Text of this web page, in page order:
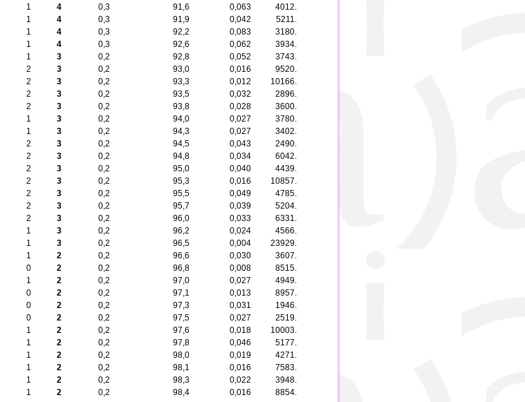
1 4 0,3 91,6 0,063
4012.
1 4 0,3 91,9 0,042
5211.
1 4 0,3 92,2 0,083
3180.
1 4 0,3 92,6 0,062
3934.
1 3 0,2 92,8 0,052
3743.
2 3 0,2 93,0 0,016
9520.
2 3 0,2 93,3 0,012
10166.
2 3 0,2 93,5 0,032
2896.
2 3 0,2 93,8 0,028
3600.
1 3 0,2 94,0 0,027
3780.
1 3 0,2 94,3 0,027
3402.
2 3 0,2 94,5 0,043
2490.
2 3 0,2 94,8 0,034
6042.
2 3 0,2 95,0 0,040
4439.
2 3 0,2 95,3 0,016
10857.
2 3 0,2 95,5 0,049
4785.
2 3 0,2 95,7 0,039
5204.
2 3 0,2 96,0 0,033
6331.
1 3 0,2 96,2 0,024
4566.
1 3 0,2 96,5 0,004
23929.
1 2 0,2 96,6 0,030
3607.
0 2 0,2 96,8 0,008
8515.
1 2 0,2 97,0 0,027
4949.
0 2 0,2 97,1 0,013
8957.
0 2 0,2 97,3 0,031
1946.
0 2 0,2 97,5 0,027
2519.
1 2 0,2 97,6 0,018
10003.
1 2 0,2 97,8 0,046
5177.
1 2 0,2 98,0 0,019
4271.
1 2 0,2 98,1 0,016
7583.
1 2 0,2 98,3 0,022
3948.
1 2 0,2 98,4 0,016
8854.